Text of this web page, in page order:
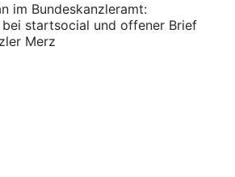
im Bundeskanzleramt:
bei startsocial und offener Brief
Merz